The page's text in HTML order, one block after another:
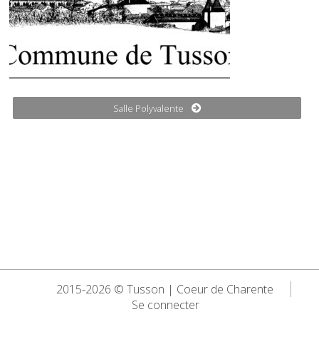
Salle Polyvalente
2015-2026 © Tusson | Coeur de Charente
Se connecter